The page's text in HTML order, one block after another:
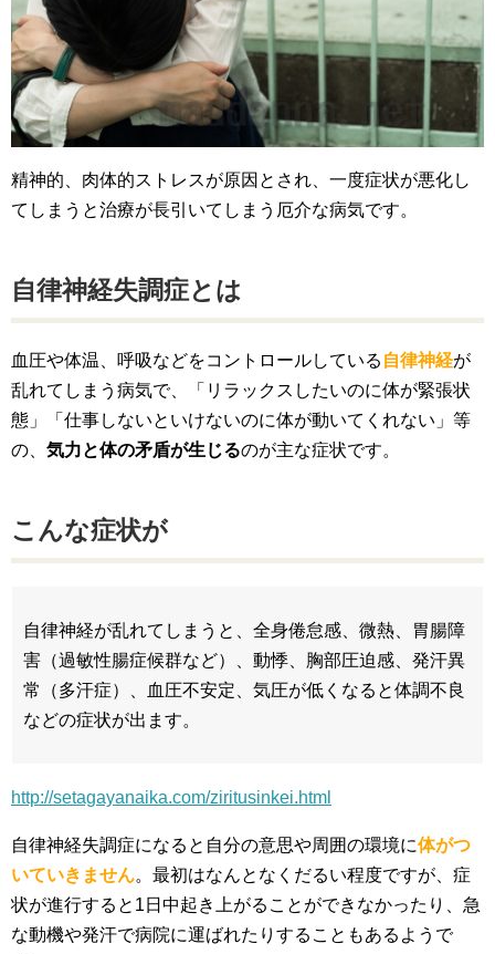
精神的、肉体的ストレスが原因とされ、一度症状が悪化し
てしまうと治療が長引いてしまう厄介な病気です。
自律神経失調症とは
血圧や体温、呼吸などをコントロールしている 自律神経が
乱れてしまう病気で、「リラックスしたいのに体が緊張状
態」「仕事しないといけないのに体が動いてくれない」等
の、 気力と体の矛盾が生じるのが主な症状です。
こんな症状が
自律神経が乱れてしまうと、全身倦怠感、微熱、胃腸障
害（過敏性腸症候群など）、動悸、胸部圧迫感、発汗異
常（多汗症）、血圧不安定、気圧が低くなると体調不良
などの症状が出ます。
http://setagayanaika.com/ziritusinkei.html
自律神経失調症になると自分の意思や周囲の環境に体がつ
いていきません。最初はなんとなくだるい程度ですが、症
状が進行すると1日中起き上がることができなかったり、急
な動機や発汗で病院に運ばれたりすることもあるようで